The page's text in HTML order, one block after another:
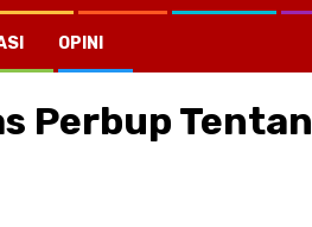
OPINI
Perbup